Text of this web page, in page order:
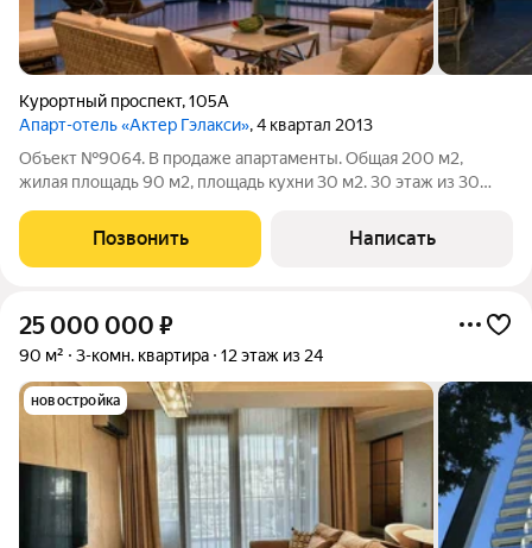
Курортный проспект,105А
Апарт-отель «Актер Гэлакси», 4 квартал 2013
Объект №9064. В продаже апартаменты. Общая 200 м2,
жилая площадь 90 м2, площадь кухни 30 м2. 30 этаж из 30
лоджия, обычное состояние, несколько санузлов,
пассажирский и грузовой лифт, центральное
Позвонить Написать
25 000 000 ₽
90 м² 3-комн. квартира 12 этаж из 24
новостройка